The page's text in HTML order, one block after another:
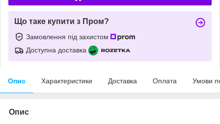
Що таке купити з Пром?
Замовлення під захистом
Доступна доставка
Опис Характеристики Доставка Оплата Умови
Опис